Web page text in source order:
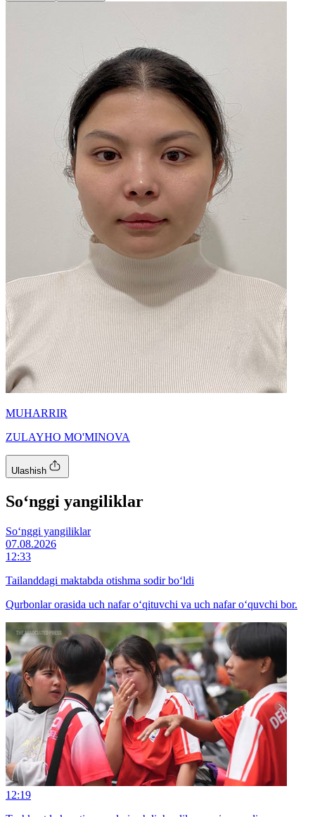
MUHARRIR
ZULAYHO MO'MINOVA
Ulashish
So‘nggi yangiliklar
So‘nggi yangiliklar
07.08.2026
12:33
Tailanddagi maktabda otishma sodir bo‘ldi
Qurbonlar orasida uch nafar o‘qituvchi va uch nafar o‘quvchi bor.
12:19